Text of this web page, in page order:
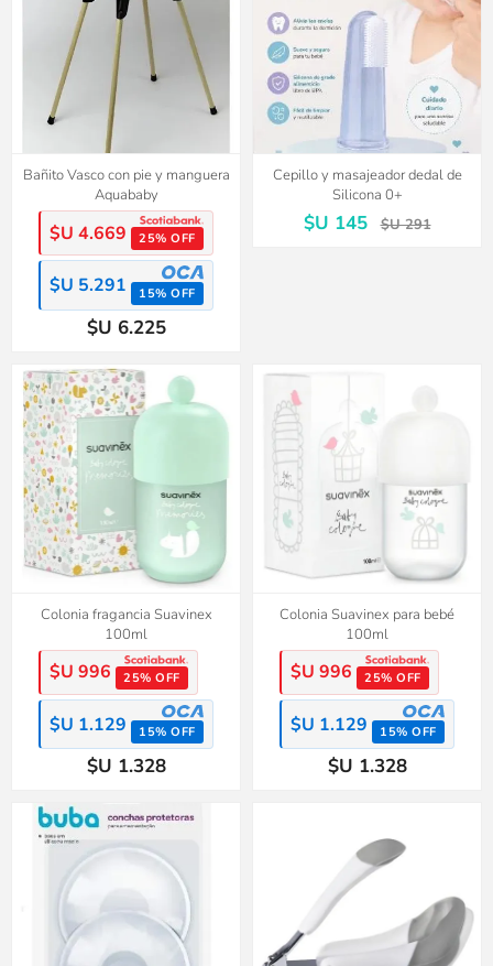
Bañito Vasco con pie y manguera
Aquababy
$U 4.669 25% OFF
$U 5.291 15% OFF
$U 6.225
Cepillo y masajeador dedal de
Silicona 0+
$U 145 $U 291
Colonia fragancia Suavinex
100ml
$U 996 25% OFF
$U 1.129 15% OFF
$U 1.328
Colonia Suavinex para bebé
100ml
$U 996 25% OFF
$U 1.129 15% OFF
$U 1.328